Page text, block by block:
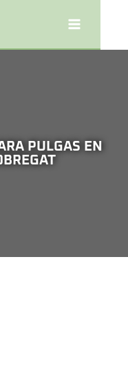
PULGAS EN